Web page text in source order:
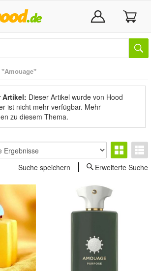
"Amouage"
Artikel: Dieser Artikel wurde von Hood
ist nicht mehr verfügbar. Mehr
zu diesem Thema.
Suche speichern
Erweiterte Suche